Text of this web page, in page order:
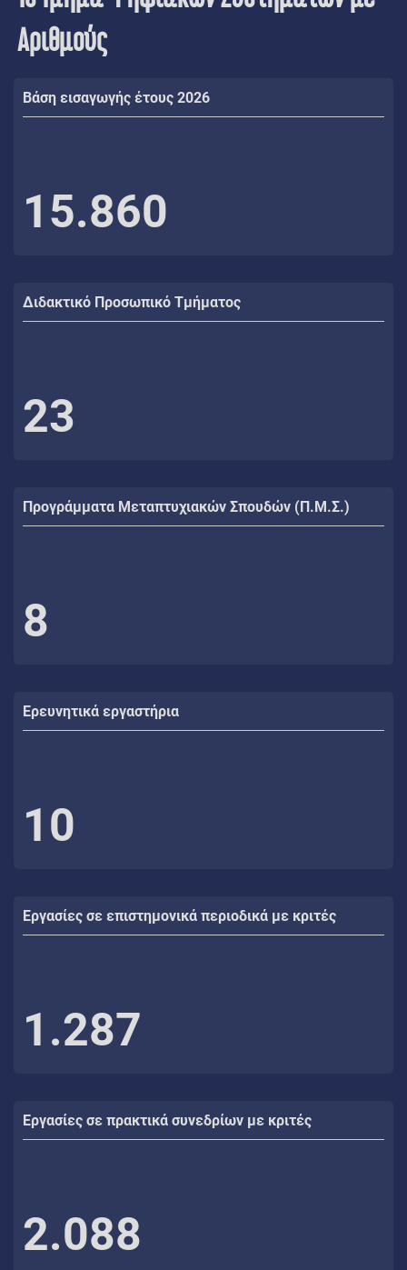
Αριθμούς
Βάση εισαγωγής έτους 2026
15.860
Διδακτικό Προσωπικό Τμήματος
23
Προγράμματα Μεταπτυχιακών Σπουδών (Π.Μ.Σ.)
8
Ερευνητικά εργαστήρια
10
Εργασίες σε επιστημονικά περιοδικά με κριτές
1.287
Εργασίες σε πρακτικά συνεδρίων με κριτές
2.088